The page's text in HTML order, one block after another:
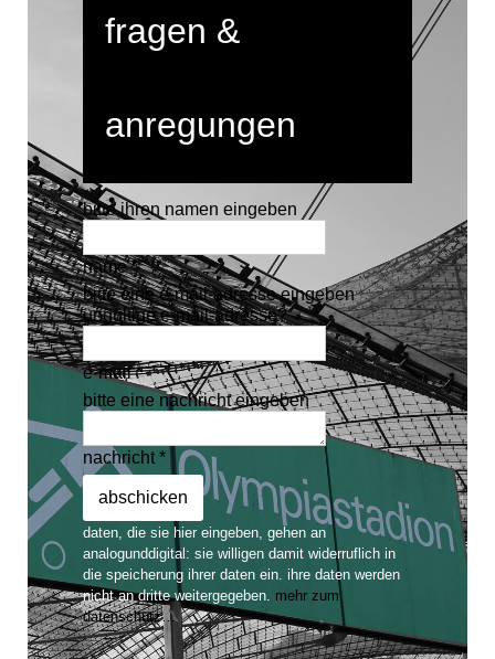
fragen &
anregungen
bitte ihren namen eingeben
name *
bitte eine e-mail-adresse eingeben
ungültige e-mail-adresse?
e-mail *
bitte eine nachricht eingeben
nachricht *
daten, die sie hier eingeben, gehen an
analogunddigital: sie willigen damit widerruflich in
die speicherung ihrer daten ein. ihre daten werden
nicht an dritte weitergegeben. mehr zum
datenschutz…